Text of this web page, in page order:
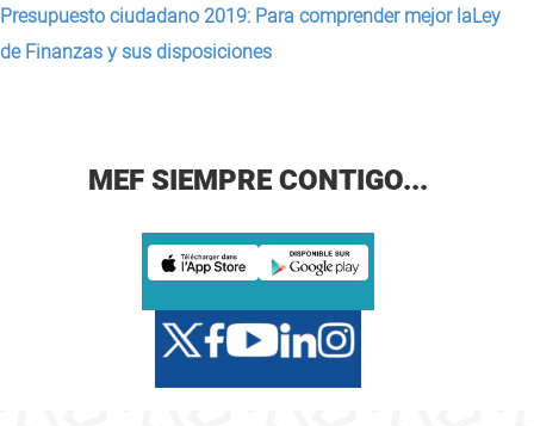
Presupuesto ciudadano 2019: Para comprender mejor laLey
de Finanzas y sus disposiciones​
MEF SIEMPRE CONTIGO...